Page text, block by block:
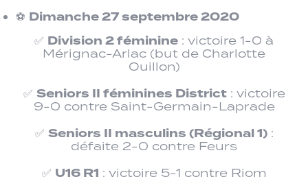
⚽ Dimanche 27 septembre 2020
✅ Division 2 féminine : victoire 1-0 à
Mérignac-Arlac (but de Charlotte
Ouillon)
✅ Seniors II féminines District: victoire
9-0 contre Saint-Germain-Laprade
✅ Seniors II masculins (Régional 1):
défaite 2-0 contre Feurs
✅ U16 R1 : victoire 5-1 contre Riom